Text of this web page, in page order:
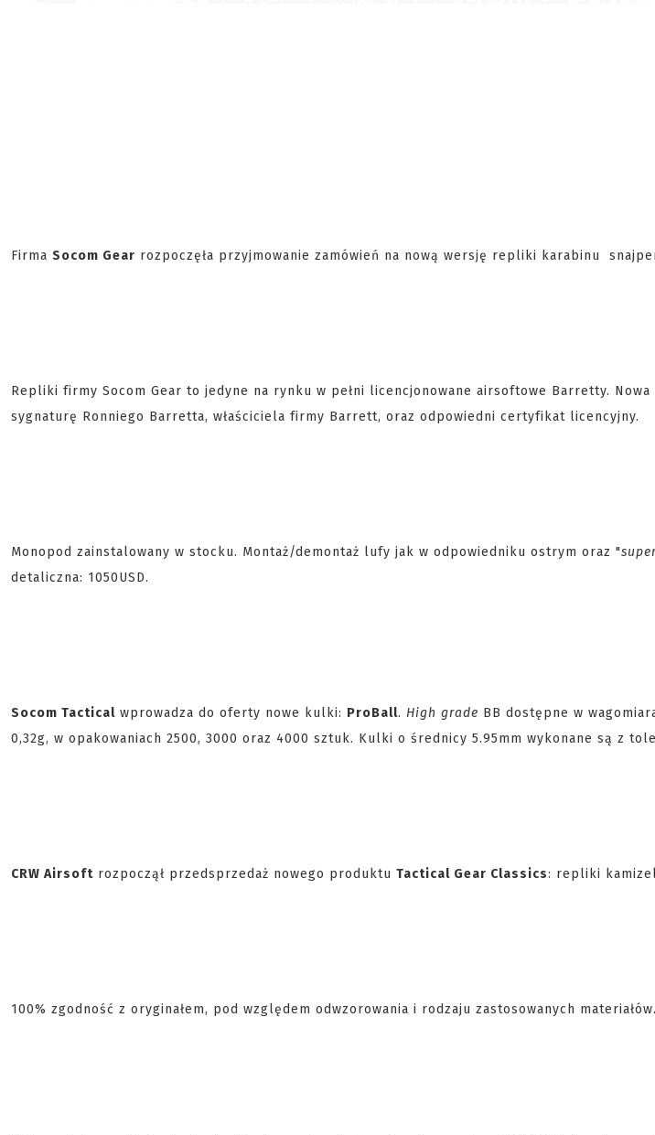
Firma Socom Gear rozpoczęła przyjmowanie zamówień na nową wersję repliki karabinu
Repliki firmy Socom Gear to jedyne na rynku w pełni licencjonowane airsoftowe Barretty. Nowa
sygnaturę Ronniego Barretta, właściciela firmy Barrett, oraz odpowiedni certyfikat licencyjny.
Monopod zainstalowany w stocku. Montaż/demontaż lufy jak w odpowiedniku ostrym oraz "
detaliczna: 1050USD.
Socom Tactical wprowadza do oferty nowe kulki: ProBall. High grade BB dostępne w
0,32g, w opakowaniach 2500, 3000 oraz 4000 sztuk. Kulki o średnicy 5.95mm wykonane są z
CRW Airsoft rozpoczął przedsprzedaż nowego produktu Tactical Gear Classics: repliki
100% zgodność z oryginałem, pod względem odwzorowania i rodzaju zastosowanych materiałów.